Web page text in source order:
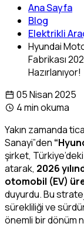
Ana Sayfa
Blog
Elektrikli
Hyundai
Fabrikası
Hazırlanıyor!
05 Nisan 2025
4 min okuma
Yakın zamanda
Sanayi”den
şirket,
atarak, 2026
otomobil (EV)
duyurdu. Bu
sürekliliği ve
önemli bir dönüm